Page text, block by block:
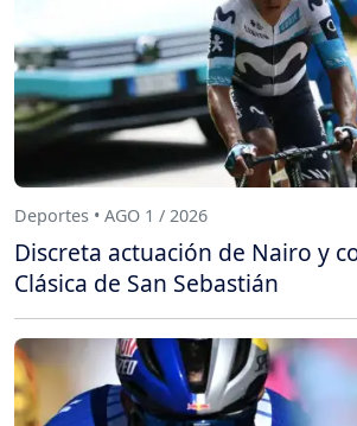
Deportes • AGO 1 / 2026
Discreta actuación de Nairo y
Clásica de San Sebastián